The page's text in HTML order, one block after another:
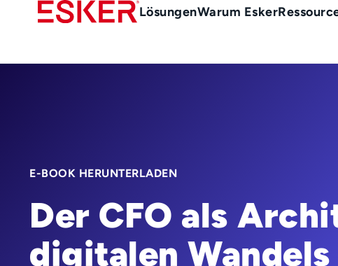
content
Main
LösungenWarum Esker
E-BOOK HERUNTERLADEN
Der CFO als
digitalen Wandels